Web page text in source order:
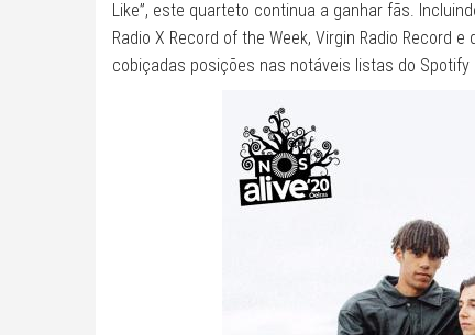
Like”, este quarteto continua a ganhar fãs.
Radio X Record of the Week, Virgin Radio Record
cobiçadas posições nas notáveis ​​listas do Spotify